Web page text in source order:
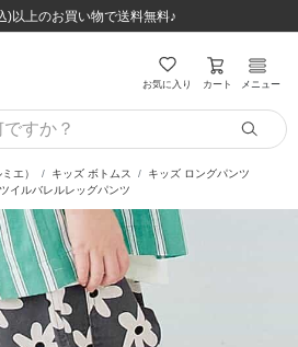
)以上のお買い物で送料無料♪
！8/12(水)お昼12:59まで！！
)以上のお買い物で送料無料♪
！8/12(水)お昼12:59まで！！
お気に入り カート メニュー
エ） キッズ ボトムス
キッズ ロングパンツ
イルバレルレッグパンツ